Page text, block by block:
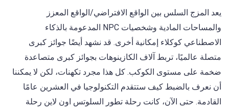
يعد المزج السلس بين الواقع الافتراضي/الواقع المعزز
والمساحات المادية وشخصيات NPC المدعومة بالذكاء
الاصطناعي كوكلاء إمكانية أخرى. قد نشهد أيضًا جوائز كبرى
متصلة عالميًا، تربط آلاف الكازينوهات بجوائز كبرى متصاعدة
ضخمة على مستوى الكوكب. كل هذا مجرد تكهنات، لكن لا يمكننا
أن نعرف بالضبط كيف ستتقدم التكنولوجيا في العشرين عامًا
القادمة. حتى الآن، كانت رحلة تطور السلوتس اون لاين رحلة